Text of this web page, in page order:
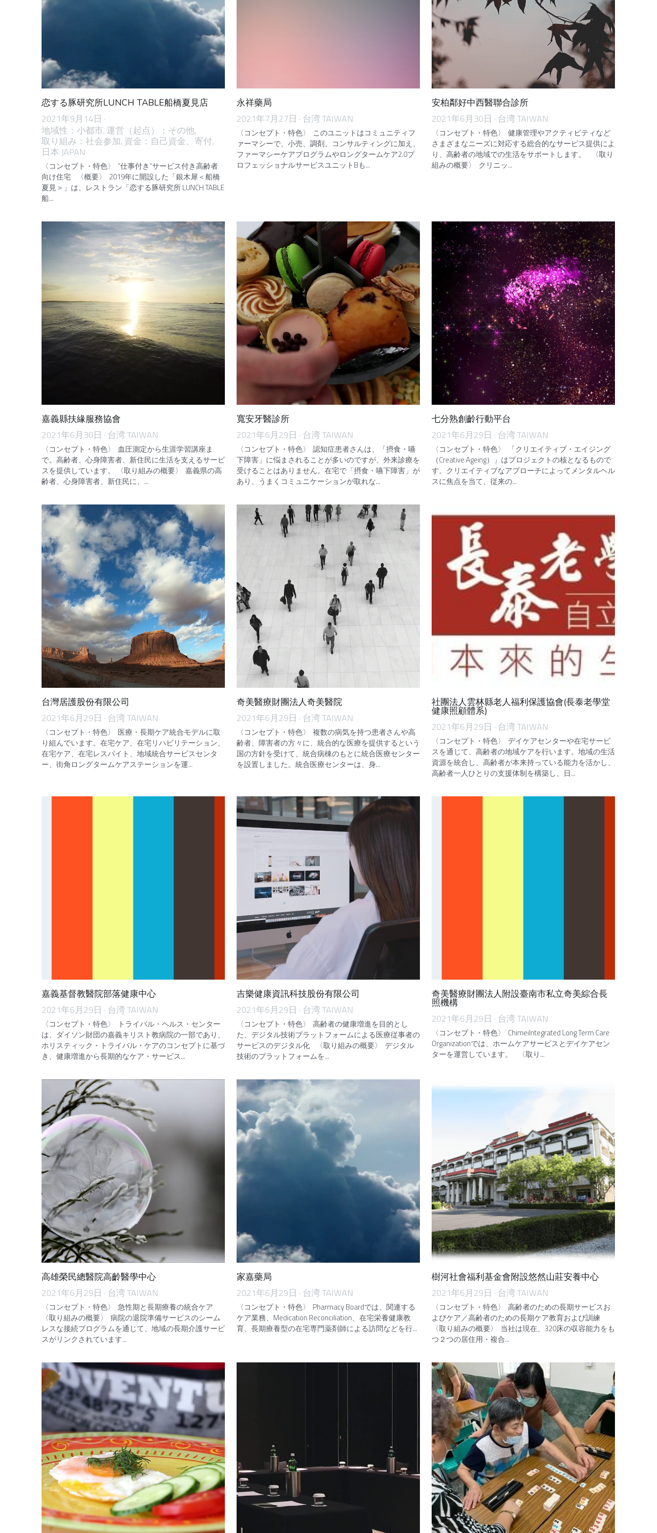
恋する豚研究所LUNCH TABLE船橋夏見店
2021年9月14日 ·
地域性：小都市,運営（起点）：その他,
取り組み：社会参加, 資金：自己資金、寄付,
日本 JAPAN
〈コンセプト・特色〉 ”仕事付き”サービス付き高齢者
向け住宅 〈概要〉 2019年に開設した「銀木犀＜船橋
夏見＞」は、レストラン「恋する豚研究所 LUNCH TABLE
船...
永祥藥局
2021年7月27日 · 台湾 TAIWAN
〈コンセプト・特色〉 このユニットはコミュニティフ
ァーマシーで、小売、調剤、コンサルティングに加え、
ファーマシーケアプログラムやロングタームケア2.0プ
ロフェッショナルサービスユニットBも...
安柏鄰好中西醫聯合診所
2021年6月30日 · 台湾 TAIWAN
〈コンセプト・特色〉 健康管理やアクティビティなど
さまざまなニーズに対応する総合的なサービス提供によ
り、高齢者の地域での生活をサポートします。 〈取り
組みの概要〉 クリニッ...
嘉義縣扶緣服務協會
2021年6月30日 · 台湾 TAIWAN
〈コンセプト・特色〉 血圧測定から生涯学習講座ま
で。高齢者、心身障害者、新住民に生活を支えるサービ
スを提供しています。 〈取り組みの概要〉 嘉義県の高
齢者、心身障害者、新住民に、...
寬安牙醫診所
2021年6月29日 · 台湾 TAIWAN
〈コンセプト・特色〉 認知症患者さんは、「摂食・嚥
下障害」に悩まされることが多いのですが、外来診療を
受けることはありません。在宅で「摂食・嚥下障害」が
あり、うまくコミュニケーションが取れな...
七分熟創齡行動平台
2021年6月29日 · 台湾 TAIWAN
〈コンセプト・特色〉 「クリエイティブ・エイジング
（Creative Ageing）」はプロジェクトの核となるもので
す。クリエイティブなアプローチによってメンタルヘル
スに焦点を当て、従来の...
台灣居護股份有限公司
2021年6月29日 · 台湾 TAIWAN
〈コンセプト・特色〉 医療・長期ケア統合モデルに取
り組んでいます。在宅ケア、在宅リハビリテーション、
在宅ケア、在宅レスパイト、地域統合サービスセンタ
ー、街角ロングタームケアステーションを運...
奇美醫療財團法人奇美醫院
2021年6月29日 · 台湾 TAIWAN
〈コンセプト・特色〉 複数の病気を持つ患者さんや高
齢者、障害者の方々に、統合的な医療を提供するという
国の方針を受けて、統合病棟のもとに統合医療センター
を設置しました。統合医療センターは、身...
社團法人雲林縣老人福利保護協會(長泰老學堂
健康照顧體系)
2021年6月29日 · 台湾 TAIWAN
〈コンセプト・特色〉 デイケアセンターや在宅サービ
スを通じて、高齢者の地域ケアを行います。地域の生活
資源を統合し、高齢者が本来持っている能力を活かし、
高齢者一人ひとりの支援体制を構築し、日...
嘉義基督教醫院部落健康中心
2021年6月29日 · 台湾 TAIWAN
〈コンセプト・特色〉 トライバル・ヘルス・センター
は、ダイソン財団の嘉義キリスト教病院の一部であり、
ホリスティック・トライバル・ケアのコンセプトに基づ
き、健康増進から長期的なケア・サービス...
吉樂健康資訊科技股份有限公司
2021年6月29日 · 台湾 TAIWAN
〈コンセプト・特色〉 高齢者の健康増進を目的とし
た、デジタル技術プラットフォームによる医療従事者の
サービスのデジタル化 〈取り組みの概要〉 デジタル
技術のプラットフォームを...
奇美醫療財團法人附設臺南市私立奇美綜合長
照機構
2021年6月29日 · 台湾 TAIWAN
〈コンセプト・特色〉 ChimeiIntegrated Long Term Care
Organizationでは、ホームケアサービスとデイケアセン
ターを運営しています。 〈取り...
高雄榮民總醫院高齡醫學中心
2021年6月29日 · 台湾 TAIWAN
〈コンセプト・特色〉 急性期と長期療養の統合ケア
〈取り組みの概要〉 病院の退院準備サービスのシーム
レスな接続プログラムを通じて、地域の長期介護サービ
スがリンクされています...
家嘉藥局
2021年6月29日 · 台湾 TAIWAN
〈コンセプト・特色〉 Pharmacy Boardでは、関連する
ケア業務、Medication Reconciliation、在宅栄養健康教
育、長期療養型の在宅専門薬剤師による訪問などを行...
樹河社會福利基金會附設悠然山莊安養中心
2021年6月29日 · 台湾 TAIWAN
〈コンセプト・特色〉 高齢者のための長期サービスお
よびケア／高齢者のための長期ケア教育および訓練
〈取り組みの概要〉 当社は現在、320床の収容能力をも
つ２つの居住用・複合...